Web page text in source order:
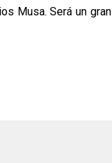
Musa. Será un gran